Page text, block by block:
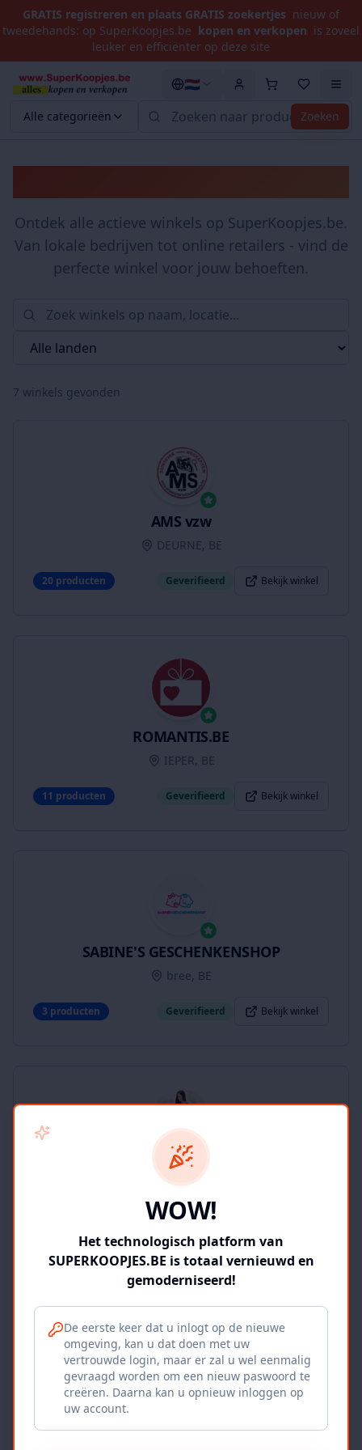
GRATIS registreren en plaats GRATIS zoekertjes nieuw of
tweedehands: op SuperKoopjes.be kopen en verkopen is zoveel
leuker en efficiënter op deze site
Alle categorieën Zoeken
🇳🇱
Ontdek alle actieve winkels op SuperKoopjes.be.
Van lokale bedrijven tot online retailers - vind de
perfecte winkel voor jouw behoeften.
7 winkels gevonden
AMS vzw
DEURNE, BE
20 producten Geverifieerd Bekijk winkel
ROMANTIS.BE
IEPER, BE
11 producten Geverifieerd Bekijk winkel
SABINE'S GESCHENKENSHOP
bree, BE
3 producten Geverifieerd Bekijk winkel
SUPERKOOPJES.BE
Geverifieerd
Iepers Kwartier
Ieper, BE
WOW!
Het technologisch platform van
SUPERKOOPJES.BE is totaal vernieuwd en
gemoderniseerd!
De eerste keer dat u inlogt op de nieuwe
omgeving, kan u dat doen met uw
vertrouwde login, maar er zal u wel eenmalig
gevraagd worden om een nieuw paswoord te
creëren. Daarna kan u opnieuw inloggen op
uw account.